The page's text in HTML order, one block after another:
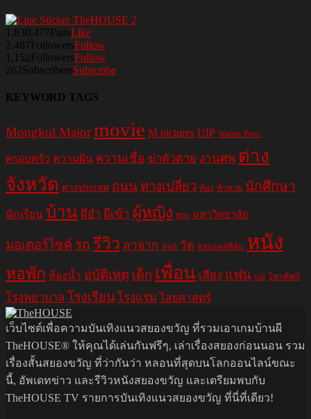
1,830,477FansLike
2,487FollowersFollow
1,152FollowersFollow
262SubscribersSubscribe
KEYWORD TAGS
Mongkol Majormovie M pictures UIP Warner Bros.
ครอบครัว ความฝัน ความเชื่อ ฆ่าตัวตาย งานศพ ต่าง
จังหวัด ต่างประเทศ ถนนทางเปลี่ยว ท้อง ท้าทาย นักศึกษา
นักเรียน บ้าน ผีอำ ผีเข้า ผู้หญิง พระ มหาวิทยาลัย
มอเตอร์ไซค์ รถ รีวิว ลาจาก ลิฟท์ วัด สหมงคลฟิล์ม หนัง
หอพัก ห้องน้ำ อุบัติเหตุ เด็ก เพื่อน เสียง แฟน แม่ โทรศัพท์
โรงพยาบาล โรงเรียน โรงแรม ไสยศาสตร์
เว็บไซต์เพื่อความบันเทิงแนวสยองขวัญ ที่รวมเอาเกมบ้านผี
TheHOUSE® ให้คุณได้เล่นกันฟรีๆ, เล่าเรื่องสยองก่อนนอน รวม
เรื่องสั้นสยองขวัญ ที่ว่ากันว่า หลอนที่สุดบนโลกออนไลน์ขณะ
นี้, อัพเดทข่าว และรีวิวหนังสยองขวัญ และเตรียมพบกับ
TheHOUSE TV รายการบันเทิงแนวสยองขวัญ ที่นี่ที่เดียว!